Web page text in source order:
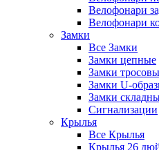
Велофонари
Велофонари
Замки
Все Замки
Замки цепные
Замки
Замки U-
Замки
Сигнализации
Крылья
Все Крылья
Крылья 26